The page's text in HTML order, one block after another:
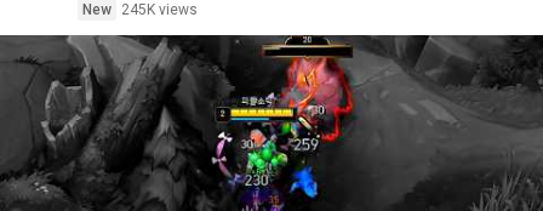
New
245K views